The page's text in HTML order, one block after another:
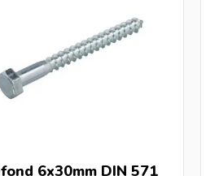
6x30mm DIN 571